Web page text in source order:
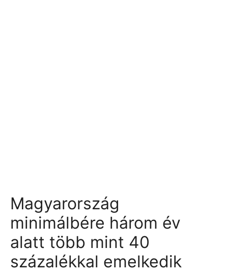
Magyarország
minimálbére három év
alatt több mint 40
százalékkal emelkedik